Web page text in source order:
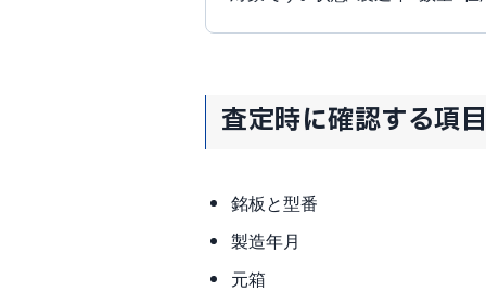
査定時に確認する項目
銘板と型番
製造年月
元箱